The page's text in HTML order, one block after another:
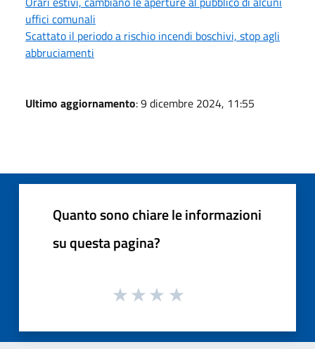
uffici comunali
Scattato il periodo a rischio incendi boschivi, stop agli
abbruciamenti
Ultimo aggiornamento: 9 dicembre 2024, 11:55
Quanto sono chiare le informazioni
su questa pagina?